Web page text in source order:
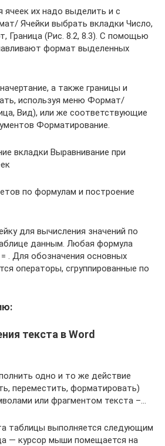
их надо выделить и с
Ячейки выбрать вкладки Число,
Граница (Рис. 8.2, 8.3). С помощью
формат выделенных
а также границы и
используя меню Формат/
Вид), или же соответствующие
Форматирование.
вкладки Выравнивание при
по формулам и построение
для вычисления значений по
данным. Любая формула
. Для обозначения основных
операторы, сгруппированные по
текста в Word
одно и то же действие
переместить, форматировать)
или фрагментом текста –…
таблицы выполняется следующим
— курсор мыши помещается на